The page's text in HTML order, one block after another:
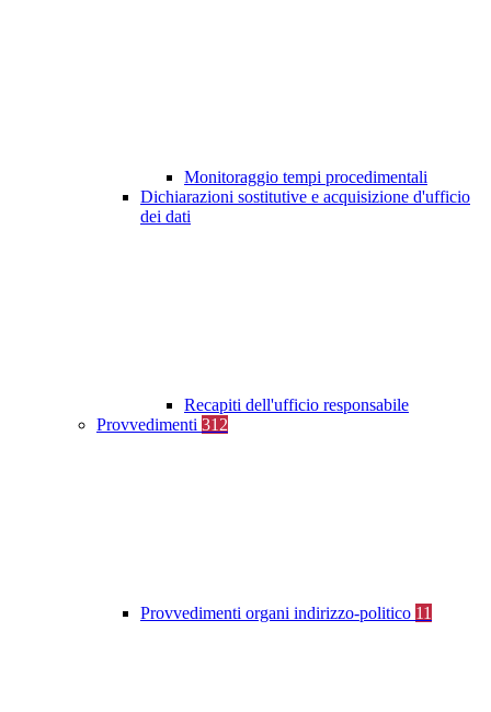
Monitoraggio tempi procedimentali
Dichiarazioni sostitutive e acquisizione d'ufficio
dei dati
Recapiti dell'ufficio responsabile
Provvedimenti 312
Provvedimenti organi indirizzo-politico 11